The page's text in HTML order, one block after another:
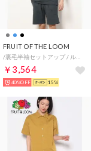
FRUIT OF THE LOOM
￥3,564
40%OFF 15%